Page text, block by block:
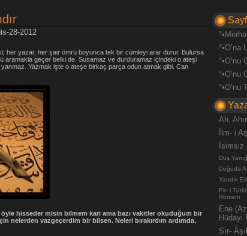
28-2012
her yazar, her şair ömrü boyunca tek bir cümleyi arar durur. Bulursa
aramakla geçer belki de. Susamaz ve durduramaz içindeki o ateşi
Yazmak işte o ateşe birkaç parça odun atmak gibi. Can
hisseder misin bilmem kari ama bazı vakitler okuduğum bir
nelerden vazgeçerdim bir bilsen. Neleri bırakırdım ardımda,
°•O’na
°•O’nu
°•O’nu
°•O’nu
Ah,
İlm- i
İsimsiz
Düş
Doğuda
Yandık
Pir- i
Romanı
Ene
Hüdayi
Sır-